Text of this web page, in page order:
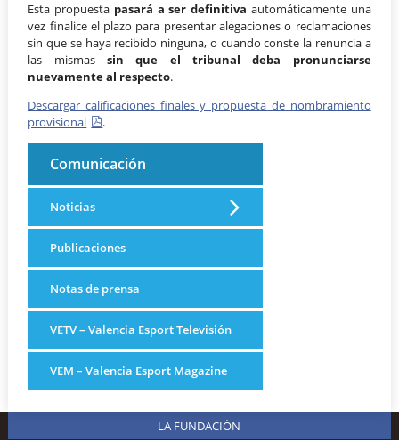
Esta propuesta pasará a ser definitiva automáticamente una
vez finalice el plazo para presentar alegaciones o reclamaciones
sin que se haya recibido ninguna, o cuando conste la renuncia a
las mismas sin que el tribunal deba pronunciarse
nuevamente al respecto.
Descargar calificaciones finales y propuesta de nombramiento
provisional
.
Comunicación
Noticias
Publicaciones
Notas de prensa
VETV – Valencia Esport Televisión
VEM – Valencia Esport Magazine
LA FUNDACIÓN